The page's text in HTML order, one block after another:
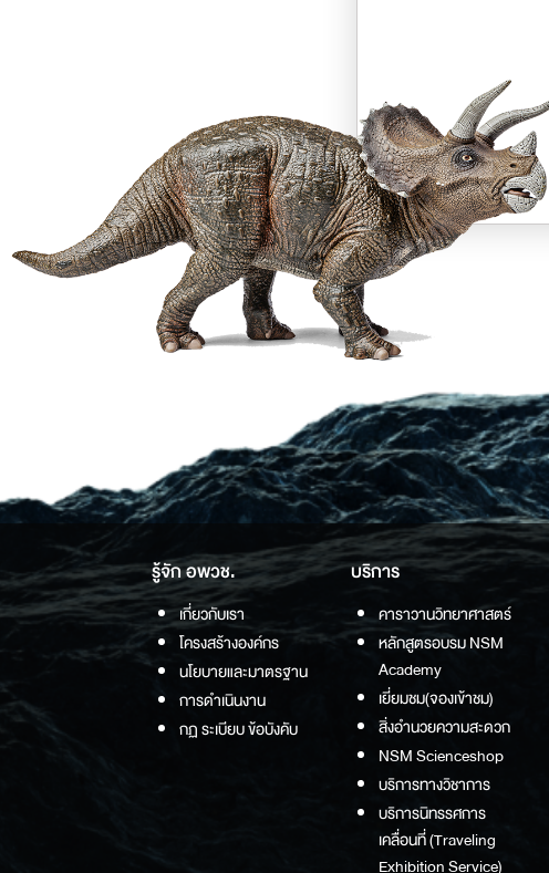
รู้จัก อพวช.
เกี่ยวกับเรา
โครงสร้างองค์กร
นโยบายและมาตรฐาน
การดำเนินงาน
กฏ ระเบียบ ข้อบังคับ
บริการ
คาราวานวิทยาศาสตร์
หลักสูตรอบรม NSM
Academy
เยี่ยมชม(จองเข้าชม)
สิ่งอำนวยความสะดวก
NSM Scienceshop
บริการทางวิชาการ
บริการนิทรรศการ
เคลื่อนที่ (Traveling
Exhibition Service)